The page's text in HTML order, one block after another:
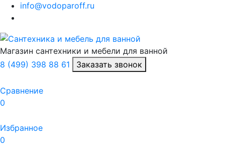
info@vodoparoff.ru
Магазин сантехники и мебели для ванной
8 (499) 398 88 61
Заказать звонок
Сравнение
0
Избранное
0